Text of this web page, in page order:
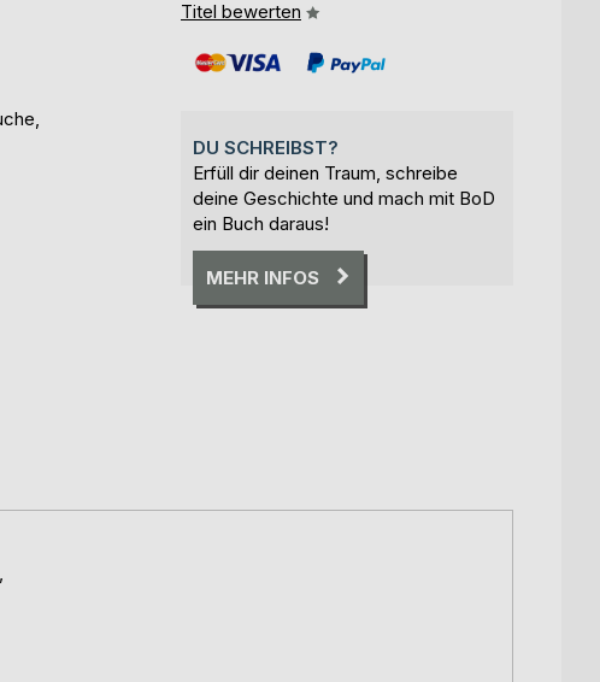
Titel bewerten
DU SCHREIBST?
Erfüll dir deinen Traum, schreibe
deine Geschichte und mach mit BoD
ein Buch daraus!
MEHR INFOS